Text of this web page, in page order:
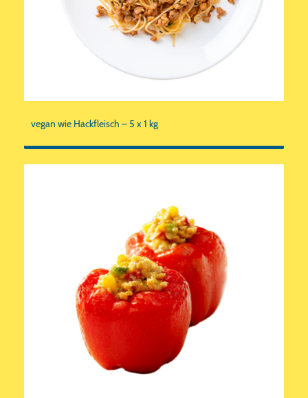
vegan wie Hackfleisch – 5 x 1 kg